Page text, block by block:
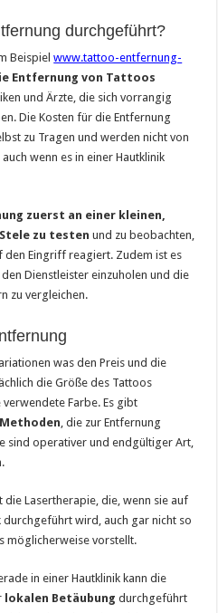
durchgeführt?
Beispielwww.tattoo-entfernung-
Entfernung von Tattoos
und Ärzte, die sich vorrangig
Die Kosten für die Entfernung
zu Tragen und werden nicht von
wenn es in einer Hautklinik
zuerst an einer kleinen,
zu testen und zu beobachten,
Eingriff reagiert. Zudem ist es
Dienstleister einzuholen und die
zu vergleichen.
was den Preis und die
die Größe des Tattoos
Farbe. Es gibt
, die zur Entfernung
sind operativer und endgültiger Art,
Lasertherapie, die, wenn sie auf
durchgeführt wird, auch gar nicht so
möglicherweise vorstellt.
in einer Hautklinik kann die
lokalen Betäubung durchgeführt